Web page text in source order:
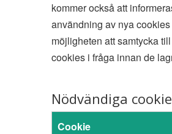
kommer också att
användning av nya
möjligheten att samtycka
cookies i fråga innan de
Nödvändiga
Cookie